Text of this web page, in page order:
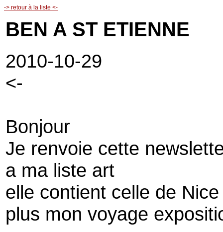
-> retour à la liste <-
BEN A ST ETIENNE
2010-10-29
<-
Bonjour
Je renvoie cette
a ma liste art
elle contient celle de Nice
plus mon voyage